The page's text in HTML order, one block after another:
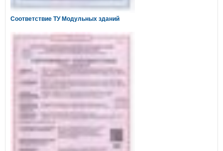
Соответствие ТУ Модульных зданий